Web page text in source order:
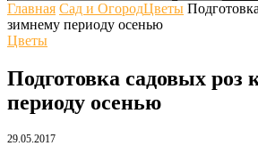
Главная Сад и ОгородЦветы
зимнему периоду осенью
Цветы
Подготовка садовых роз
периоду осенью
29.05.2017